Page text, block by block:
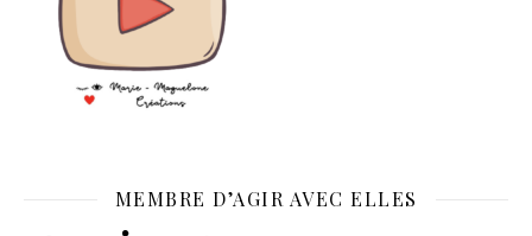
MEMBRE D’AGIR AVEC ELLES